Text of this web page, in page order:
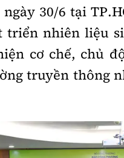
Mời
Thi
an toàn
tay vì ATGT
sáng giao thông
- Giải Trí Thể
30/6 tại
nhiên liệu
cơ chế, chủ
truyền thông